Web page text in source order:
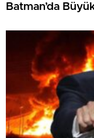
Batman’da